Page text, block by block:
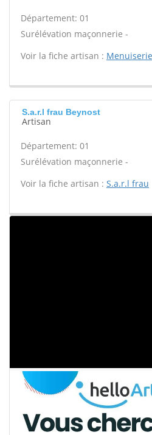
Département: 01
Surélévation maçonnerie -
Voir la fiche artisan :
S.a.r.l frau Beynost
Artisan
Département: 01
Surélévation maçonnerie -
Voir la fiche artisan : S.a.r.l frau